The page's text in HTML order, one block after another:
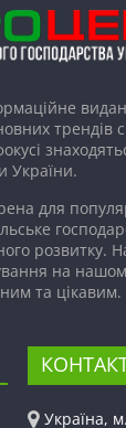
трендів
України.
для
розвитку.
на
та цікавим.
Україна,